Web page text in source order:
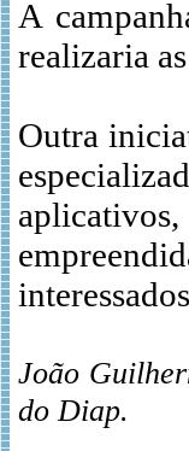
A
realizaria
Outra
João
do Diap.